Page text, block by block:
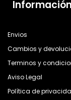
Información
Envios
Cambios y
Terminos y
Aviso Legal
Política de